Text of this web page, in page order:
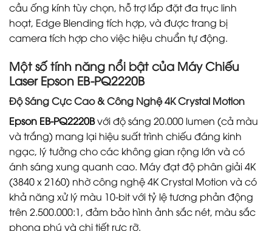
cầu ống kính tùy chọn, hỗ trợ lắp đặt đa trục linh
hoạt, Edge Blending tích hợp, và được trang bị
camera tích hợp cho việc hiệu chuẩn tự động.
Một số tính năng nổi bật của Máy Chiếu
Laser Epson EB-PQ2220B
Độ Sáng Cực Cao & Công Nghệ 4K Crystal Motion
Epson EB-PQ2220Bvới độ sáng 20.000 lumen (cả màu
và trắng) mang lại hiệu suất trình chiếu đáng kinh
ngạc, lý tưởng cho các không gian rộng lớn và có
ánh sáng xung quanh cao. Máy đạt độ phân giải 4K
(3840 x 2160) nhờ công nghệ 4K Crystal Motion và có
khả năng xử lý màu 10-bit với tỷ lệ tương phản động
trên 2.500.000:1, đảm bảo hình ảnh sắc nét, màu sắc
phong phú và chi tiết rực rỡ.